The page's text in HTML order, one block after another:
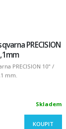
PRECISION
PRECISION 10" /
mm.
Skladem
KOUPIT